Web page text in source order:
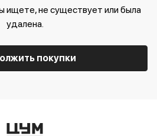
ищете, не существует или была
удалена.
покупки